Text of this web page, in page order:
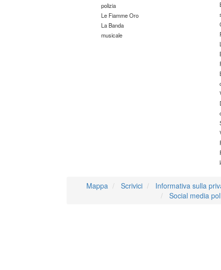
polizia
Le Fiamme Oro
La Banda
musicale
Mappa Scrivici
Informativa sulla
Social media